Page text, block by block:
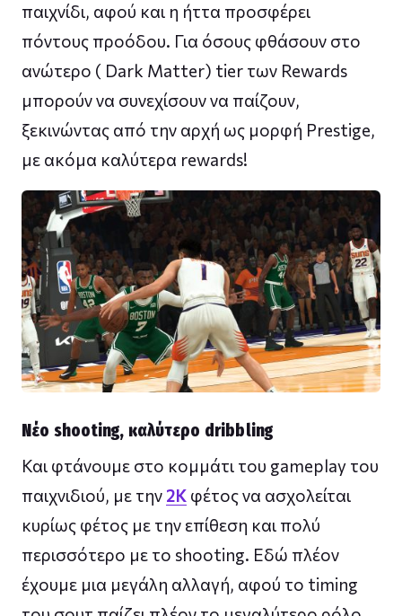
παιχνίδι, αφού και η ήττα προσφέρει
πόντους προόδου. Για όσους φθάσουν στο
ανώτερο ( Dark Matter) tier των Rewards
μπορούν να συνεχίσουν να παίζουν,
ξεκινώντας από την αρχή ως μορφή Prestige,
με ακόμα καλύτερα rewards!
Νέο shooting, καλύτερο dribbling
Και φτάνουμε στο κομμάτι του gameplay του
παιχνιδιού, με την 2K φέτος να ασχολείται
κυρίως φέτος με την επίθεση και πολύ
περισσότερο με το shooting. Εδώ πλέον
έχουμε μια μεγάλη αλλαγή, αφού το timing